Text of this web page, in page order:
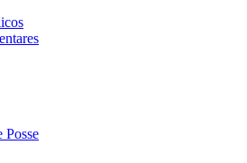
Posse